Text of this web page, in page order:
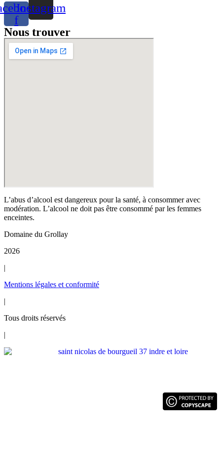
f
Instagram
Nous trouver
L’abus d’alcool est dangereux pour la santé, à consommer avec
modération. L’alcool ne doit pas être consommé par les femmes
enceintes.
Domaine du Grollay
2026
|
Mentions légales et conformité
|
Tous droits réservés
|